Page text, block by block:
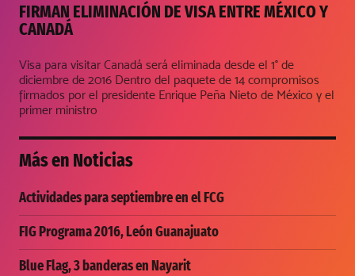
FIRMAN ELIMINACIÓN DE VISA ENTRE MÉXICO Y
CANADÁ
Visa para visitar Canadá será eliminada desde el 1° de
diciembre de 2016 Dentro del paquete de 14 compromisos
firmados por el presidente Enrique Peña Nieto de México y el
primer ministro
Más en Noticias
Actividades para septiembre en el FCG
FIG Programa 2016, León Guanajuato
Blue Flag, 3 banderas en Nayarit